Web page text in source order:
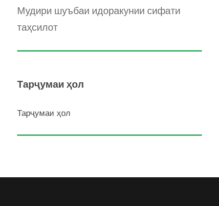
Мудири шуъбаи идоракунии сифати
таҳсилот
Тарҷумаи ҳол
Тарҷумаи ҳол